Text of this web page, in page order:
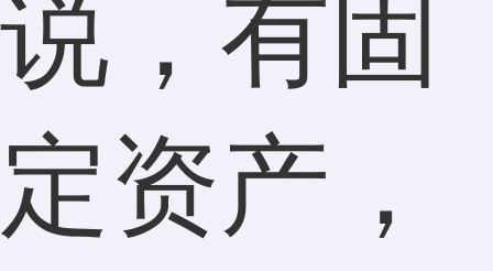
说，有固
定资产，